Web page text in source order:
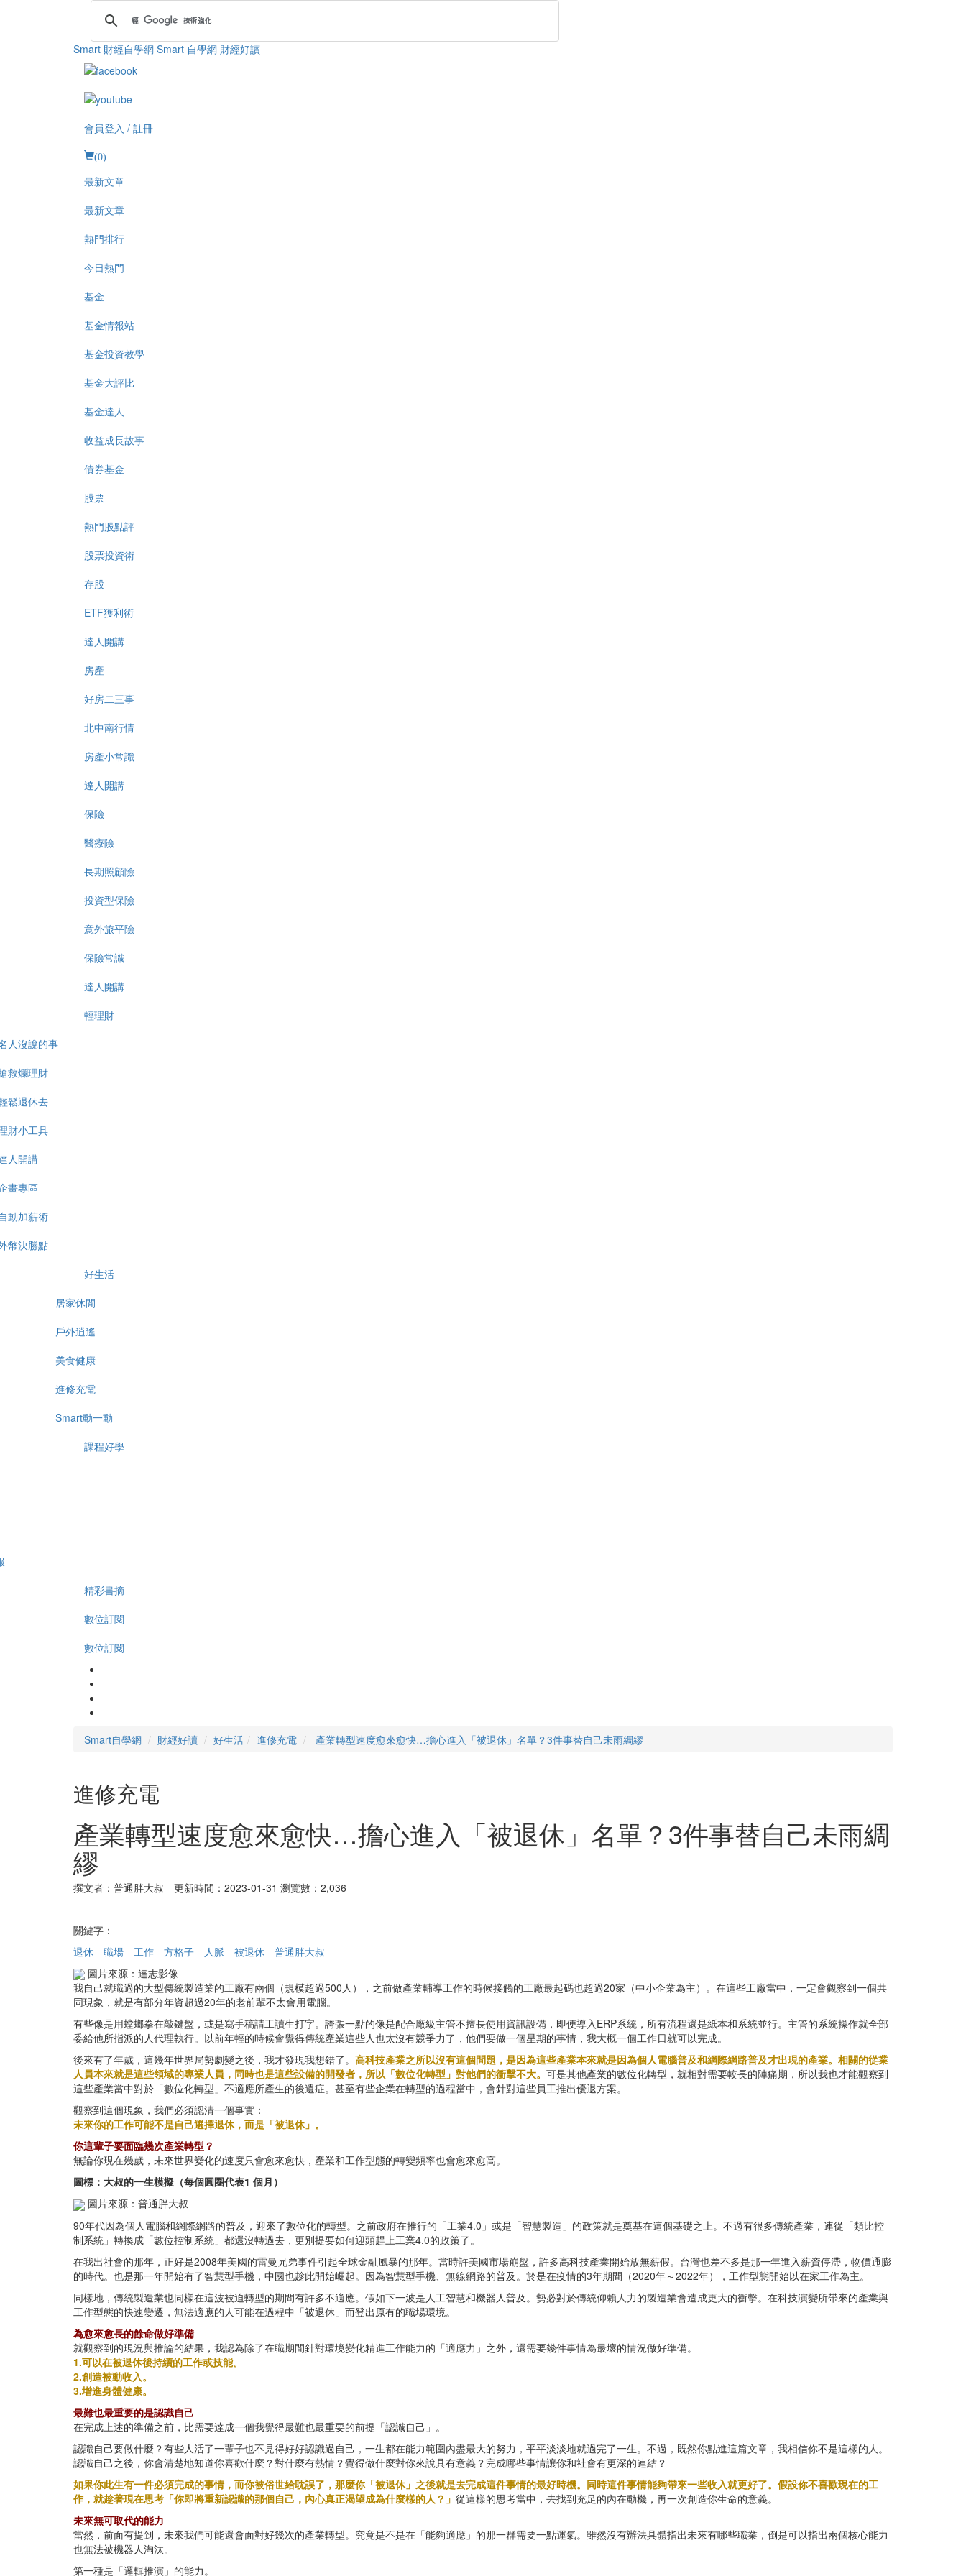
Smart 財經自學網 Smart 自學網 財經好讀
會員登入 / 註冊
(0)
最新文章
最新文章
熱門排行
今日熱門
基金
基金情報站
基金投資教學
基金大評比
基金達人
收益成長故事
債券基金
股票
熱門股點評
股票投資術
存股
ETF獲利術
達人開講
房產
好房二三事
北中南行情
房產小常識
達人開講
保險
醫療險
長期照顧險
投資型保險
意外旅平險
保險常識
達人開講
輕理財
人沒說的事
救爛理財
鬆退休去
財小工具
人開講
畫專區
動加薪術
幣決勝點
好生活
居家休閒
戶外逍遙
美食健康
進修充電
Smart動一動
課程好學
精彩書摘
數位訂閱
數位訂閱
Smart自學網 財經好讀 好生活 進修充電 產業轉型速度愈來愈快…擔心進入「被退休」名單？3件事替自己未雨綢繆
進修充電
產業轉型速度愈來愈快…擔心進入「被退休」名單？3件事替自己未雨綢
繆
撰文者：普通胖大叔 更新時間：2023-01-31 瀏覽數：2,036
關鍵字：
退休
職場 工作 方格子 人脈 被退休
普通胖大叔
圖片來源：達志影像
我自己就職過的大型傳統製造業的工廠有兩個（規模超過500人），之前做產業輔導工作的時候接觸的工廠最起碼也超過20家（中小企業為主）。在這些工廠當中，一定會觀察到一個共
同現象，就是有部分年資超過20年的老前輩不太會用電腦。
有些像是用螳螂拳在敲鍵盤，或是寫手稿請工讀生打字。誇張一點的像是配合廠級主管不擅長使用資訊設備，即便導入ERP系統，所有流程還是紙本和系統並行。主管的系統操作就全部
委給他所指派的人代理執行。以前年輕的時候會覺得傳統產業這些人也太沒有競爭力了，他們要做一個星期的事情，我大概一個工作日就可以完成。
後來有了年歲，這幾年世界局勢劇變之後，我才發現我想錯了。 高科技產業之所以沒有這個問題，是因為這些產業本來就是因為個人電腦普及和網際網路普及才出現的產業。相關的從業
人員本來就是這些領域的專業人員，同時也是這些設備的開發者，所以「數位化轉型」對他們的衝擊不大。 可是其他產業的數位化轉型，就相對需要較長的陣痛期，所以我也才能觀察到
這些產業當中對於「數位化轉型」不適應所產生的後遺症。甚至有些企業在轉型的過程當中，會針對這些員工推出優退方案。
觀察到這個現象，我們必須認清一個事實：
未來你的工作可能不是自己選擇退休，而是「被退休」。
你這輩子要面臨幾次產業轉型？
無論你現在幾歲，未來世界變化的速度只會愈來愈快，產業和工作型態的轉變頻率也會愈來愈高。
圖標：大叔的一生模擬（每個圓圈代表1 個月）
圖片來源：普通胖大叔
90年代因為個人電腦和網際網路的普及，迎來了數位化的轉型。之前政府在推行的「工業4.0」或是「智慧製造」的政策就是奠基在這個基礎之上。不過有很多傳統產業，連從「類比控
制系統」轉換成「數位控制系統」都還沒轉過去，更別提要如何迎頭趕上工業4.0的政策了。
在我出社會的那年，正好是2008年美國的雷曼兄弟事件引起全球金融風暴的那年。當時許美國市場崩盤，許多高科技產業開始放無薪假。台灣也差不多是那一年進入薪資停滯，物價通膨
的時代。也是那一年開始有了智慧型手機，中國也趁此開始崛起。因為智慧型手機、無線網路的普及。於是在疫情的3年期間（2020年～2022年），工作型態開始以在家工作為主。
同樣地，傳統製造業也同樣在這波被迫轉型的期間有許多不適應。假如下一波是人工智慧和機器人普及。勢必對於傳統仰賴人力的製造業會造成更大的衝擊。在科技演變所帶來的產業與
工作型態的快速變遷，無法適應的人可能在過程中「被退休」而登出原有的職場環境。
為愈來愈長的餘命做好準備
就觀察到的現況與推論的結果，我認為除了在職期間針對環境變化精進工作能力的「適應力」之外，還需要幾件事情為最壞的情況做好準備。
1.可以在被退休後持續的工作或技能。
2.創造被動收入。
3.增進身體健康。
最難也最重要的是認識自己
在完成上述的準備之前，比需要達成一個我覺得最難也最重要的前提「認識自己」。
認識自己要做什麼？有些人活了一輩子也不見得好好認識過自己，一生都在能力範圍內盡最大的努力，平平淡淡地就過完了一生。不過，既然你點進這篇文章，我相信你不是這樣的人。
認識自己之後，你會清楚地知道你喜歡什麼？對什麼有熱情？覺得做什麼對你來說具有意義？完成哪些事情讓你和社會有更深的連結？
如果你此生有一件必須完成的事情，而你被俗世給耽誤了，那麼你「被退休」之後就是去完成這件事情的最好時機。同時這件事情能夠帶來一些收入就更好了。假設你不喜歡現在的工
作，就趁著現在思考「你即將重新認識的那個自己，內心真正渴望成為什麼樣的人？」 從這樣的思考當中，去找到充足的內在動機，再一次創造你生命的意義。
未來無可取代的能力
當然，前面有提到，未來我們可能還會面對好幾次的產業轉型。究竟是不是在「能夠適應」的那一群需要一點運氣。雖然沒有辦法具體指出未來有哪些職業，倒是可以指出兩個核心能力
也無法被機器人淘汰。
第一種是「邏輯推演」的能力。